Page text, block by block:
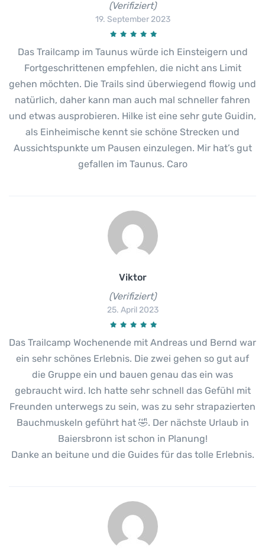
(Verifiziert)
19. September 2023
Das Trailcamp im Taunus würde ich Einsteigern und
Fortgeschrittenen empfehlen, die nicht ans Limit
gehen möchten. Die Trails sind überwiegend flowig und
natürlich, daher kann man auch mal schneller fahren
und etwas ausprobieren. Hilke ist eine sehr gute Guidin,
als Einheimische kennt sie schöne Strecken und
Aussichtspunkte um Pausen einzulegen. Mir hat’s gut
gefallen im Taunus. Caro
Viktor
(Verifiziert)
25. April 2023
Das Trailcamp Wochenende mit Andreas und Bernd war
ein sehr schönes Erlebnis. Die zwei gehen so gut auf
die Gruppe ein und bauen genau das ein was
gebraucht wird. Ich hatte sehr schnell das Gefühl mit
Freunden unterwegs zu sein, was zu sehr strapazierten
Bauchmuskeln geführt hat 🤣. Der nächste Urlaub in
Baiersbronn ist schon in Planung!
Danke an beitune und die Guides für das tolle Erlebnis.